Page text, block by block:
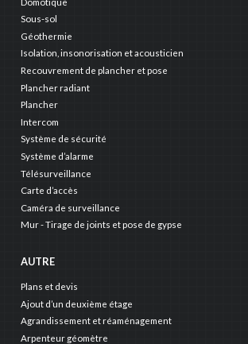
Sous-sol
Géothermie
Isolation, insonorisation et acousticien
Recouvrement de plancher et pose
Plancher radiant
Plancher
Intercom
Système de sécurité
Système d’alarme
Télésurveillance
Carte d’accès
Caméra de surveillance
Mur - Tirage de joints et pose de gypse
AUTRE
Plans et devis
Ajout d’un deuxième étage
Agrandissement et réaménagement
Arpenteur géomètre